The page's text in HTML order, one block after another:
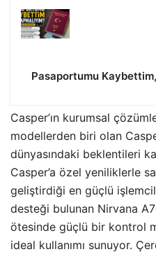
Pasaportumu Kaybettim,
Casper’ın kurumsal
modellerden biri olan
dünyasındaki beklentileri
Casper’a özel yeniliklerle
geliştirdiği en güçlü
desteği bulunan Nirvana
ötesinde güçlü bir kontrol
ideal kullanımı sunuyor.